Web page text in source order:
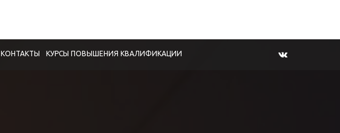
КОНТАКТЫ КУРСЫ ПОВЫШЕНИЯ КВАЛИФИКАЦИИ